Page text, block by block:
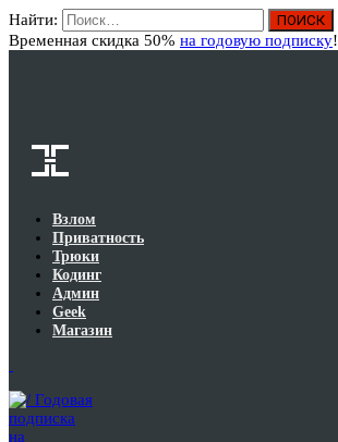
Найти:
Временная скидка 50% на годовую подписку!
Взлом
Приватность
Трюки
Кодинг
Админ
Geek
Магазин
Годовая
подписка
на